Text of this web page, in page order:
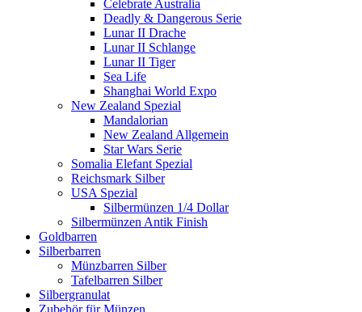
Celebrate Australia
Deadly & Dangerous Serie
Lunar II Drache
Lunar II Schlange
Lunar II Tiger
Sea Life
Shanghai World Expo
New Zealand Spezial
Mandalorian
New Zealand Allgemein
Star Wars Serie
Somalia Elefant Spezial
Reichsmark Silber
USA Spezial
Silbermünzen 1/4 Dollar
Silbermünzen Antik Finish
Goldbarren
Silberbarren
Münzbarren Silber
Tafelbarren Silber
Silbergranulat
Zubehör für Münzen